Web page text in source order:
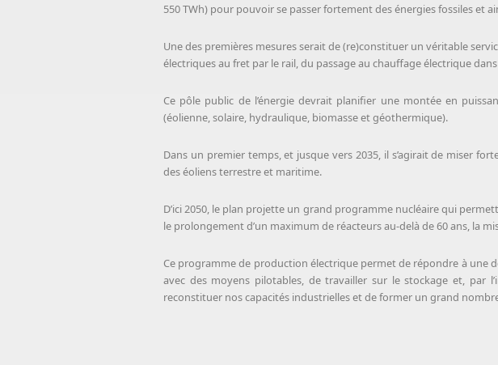
550 TWh) pour pouvoir se passer fortement des énergies fossiles et
Une des premières mesures serait de (re)constituer un véritable
électriques au fret par le rail, du passage au chauffage électrique
Ce pôle public de l’énergie devrait planifier une montée en
(éolienne, solaire, hydraulique, biomasse et géothermique).
Dans un premier temps, et jusque vers 2035, il s’agirait de miser
des éoliens terrestre et maritime.
D’ici 2050, le plan projette un grand programme nucléaire qui
le prolongement d’un maximum de réacteurs au-delà de 60 ans, la
Ce programme de production électrique permet de répondre à une
avec des moyens pilotables, de travailler sur le stockage et, par
reconstituer nos capacités industrielles et de former un grand